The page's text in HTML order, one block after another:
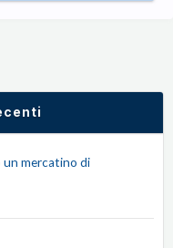
un mercatino di